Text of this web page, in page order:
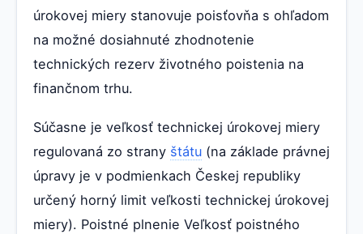
úrokovej miery stanovuje poisťovňa s ohľadom
na možné dosiahnuté zhodnotenie
technických rezerv životného poistenia na
finančnom trhu.
Súčasne je veľkosť technickej úrokovej miery
regulovaná zo strany štátu (na základe právnej
úpravy je v podmienkach Českej republiky
určený horný limit veľkosti technickej úrokovej
miery). Poistné plnenie Veľkosť poistného